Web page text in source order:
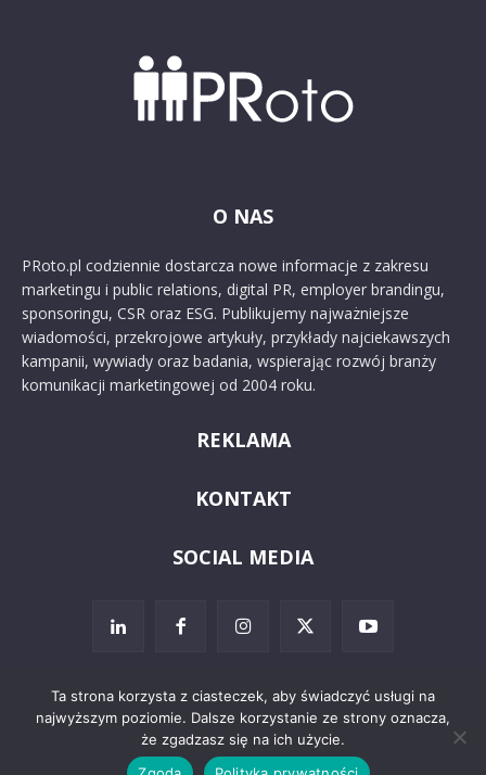
O NAS
PRoto.pl codziennie dostarcza nowe informacje z zakresu
marketingu i public relations, digital PR, employer brandingu,
sponsoringu, CSR oraz ESG. Publikujemy najważniejsze
wiadomości, przekrojowe artykuły, przykłady najciekawszych
kampanii, wywiady oraz badania, wspierając rozwój branży
komunikacji marketingowej od 2004 roku.
REKLAMA
KONTAKT
SOCIAL MEDIA
Ta strona korzysta z ciasteczek, aby świadczyć usługi na
najwyższym poziomie. Dalsze korzystanie ze strony oznacza,
że zgadzasz się na ich użycie.